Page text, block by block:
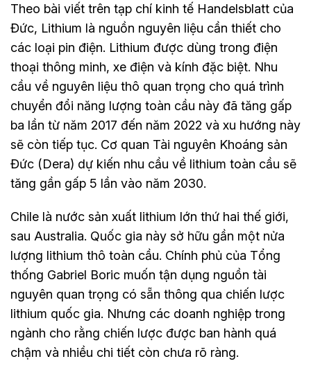
Theo bài viết trên tạp chí kinh tế Handelsblatt của
Đức, Lithium là nguồn nguyên liệu cần thiết cho
các loại pin điện. Lithium được dùng trong điện
thoại thông minh, xe điện và kính đặc biệt. Nhu
cầu về nguyên liệu thô quan trọng cho quá trình
chuyển đổi năng lượng toàn cầu này đã tăng gấp
ba lần từ năm 2017 đến năm 2022 và xu hướng này
sẽ còn tiếp tục. Cơ quan Tài nguyên Khoáng sản
Đức (Dera) dự kiến nhu cầu về lithium toàn cầu sẽ
tăng gần gấp 5 lần vào năm 2030.
Chile là nước sản xuất lithium lớn thứ hai thế giới,
sau Australia. Quốc gia này sở hữu gần một nửa
lượng lithium thô toàn cầu. Chính phủ của Tổng
thống Gabriel Boric muốn tận dụng nguồn tài
nguyên quan trọng có sẵn thông qua chiến lược
lithium quốc gia. Nhưng các doanh nghiệp trong
ngành cho rằng chiến lược được ban hành quá
chậm và nhiều chi tiết còn chưa rõ ràng.